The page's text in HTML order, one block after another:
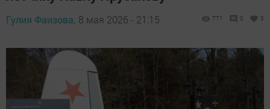
Гулия Фаизова, 8 мая 2026 - 21:15 771 0 3